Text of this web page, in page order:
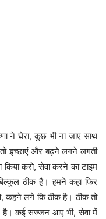
ने घेरा, कुछ भी ना जाए साथ
इच्छाएं और बढ़ने लगने लगती
करो, सेवा करने का टाइम
ठीक है। हमने कहा फिर
कहने लगे कि ठीक है। ठीक तो
है। कई सज्जन आए भी, सेवा में